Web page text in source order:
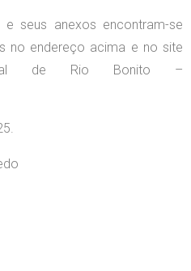
e seus anexos encontram-se
no endereço acima e no site
de Rio Bonito –